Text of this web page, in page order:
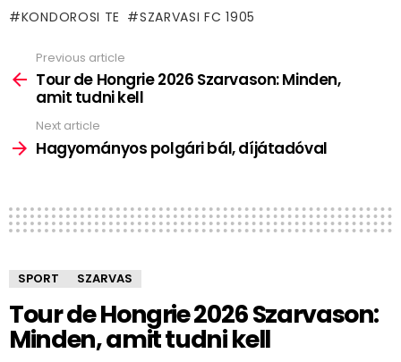
KONDOROSI TE SZARVASI FC 1905
more
Previous article
Tour de Hongrie 2026 Szarvason: Minden,
amit tudni kell
Next article
Hagyományos polgári bál, díjátadóval
SPORT SZARVAS
Tour de Hongrie 2026 Szarvason:
Minden, amit tudni kell